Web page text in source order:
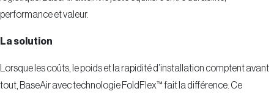
performance et valeur.
La solution
Lorsque les coûts, le poids et la rapidité d’installation comptent avant
tout, BaseAir avec technologie FoldFlex™ fait la différence. Ce